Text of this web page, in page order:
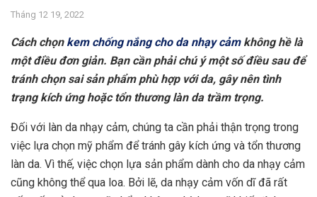
Tháng 12 19, 2022
Cách chọn kem chống nắng cho da nhạy cảmkhông hề là
một điều đơn giản. Bạn cần phải chú ý một số điều sau để
tránh chọn sai sản phẩm phù hợp với da, gây nên tình
trạng kích ứng hoặc tổn thương làn da trầm trọng.
Đối với làn da nhạy cảm, chúng ta cần phải thận trọng trong
việc lựa chọn mỹ phẩm để tránh gây kích ứng và tổn thương
làn da. Vì thế, việc chọn lựa sản phẩm dành cho da nhạy cảm
cũng không thể qua loa. Bởi lẽ, da nhạy cảm vốn dĩ đã rất